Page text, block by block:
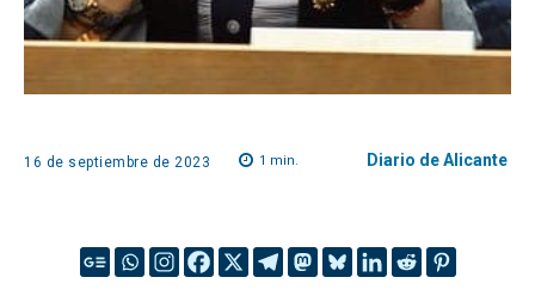
16 de septiembre de 2023 1 min. Diario de Alicante